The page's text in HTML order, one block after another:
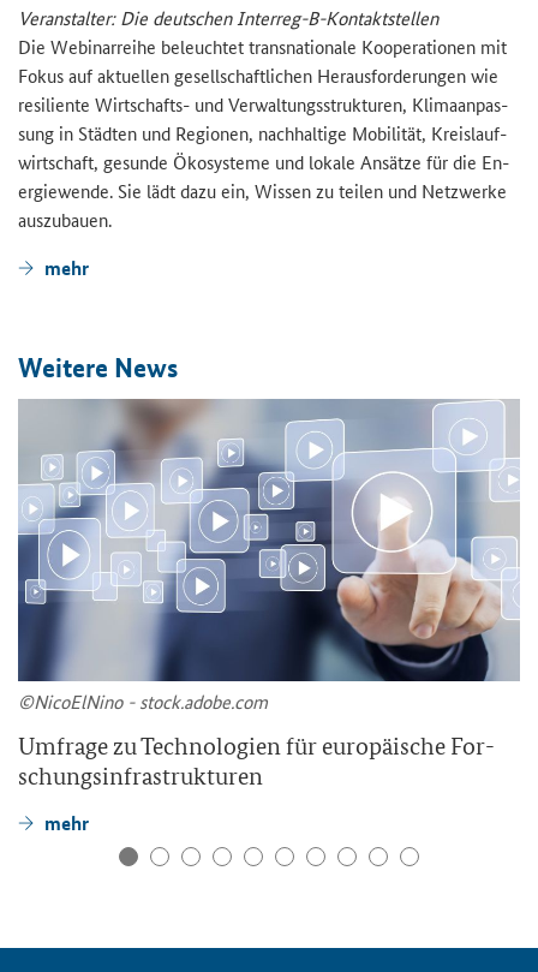
Ver­an­stal­ter: Die deut­schen Interreg-​B-Kontaktstellen
Die We­bi­nar­rei­he be­leuch­tet trans­na­tio­na­le Ko­ope­ra­tio­nen mit
Fokus auf ak­tu­el­len ge­sell­schaft­li­chen Her­aus­for­de­run­gen wie
re­si­li­en­te Wirtschafts-​ und Ver­wal­tungs­struk­tu­ren, Kli­ma­an­pas­
sung in Städ­ten und Re­gio­nen, nach­hal­ti­ge Mo­bi­li­tät, Kreis­lauf­
wirt­schaft, ge­sun­de Öko­sys­te­me und lo­ka­le An­sät­ze für die En­
er­gie­wen­de. Sie lädt dazu ein, Wis­sen zu tei­len und Netz­wer­ke
aus­zu­bau­en.
mehr
Wei­te­re News
©Ni­co­ElNi­no - stock.adobe.com
Um­fra­ge zu Tech­no­lo­gien für eu­ro­päi­sche For­
schungs­in­fra­struk­tu­ren
mehr